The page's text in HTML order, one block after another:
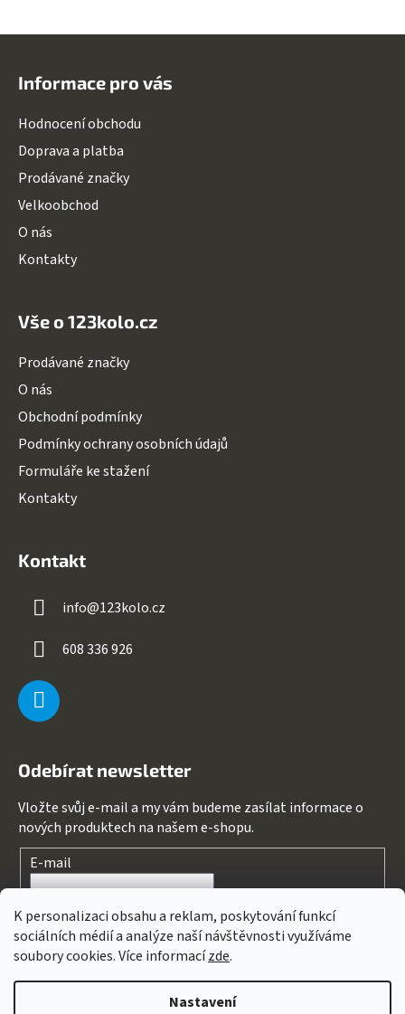
K personalizaci obsahu a reklam, poskytování funkcí
sociálních médií a analýze naší návštěvnosti využíváme
soubory cookies. Více informacízde.
Nastavení
Informace pro vás
Hodnocení obchodu
Doprava a platba
Prodávané značky
Velkoobchod
O nás
Kontakty
Vše o 123kolo.cz
Prodávané značky
O nás
Obchodní podmínky
Podmínky ochrany osobních údajů
Formuláře ke stažení
Kontakty
Kontakt
info@123kolo.cz
608 336 926
Odebírat newsletter
Vložte svůj e-mail a my vám budeme zasílat informace o
nových produktech na našem e-shopu.
E-mail
Souhlasím spodmínkami ochrany osobních údajů
PŘIHLÁSIT SE